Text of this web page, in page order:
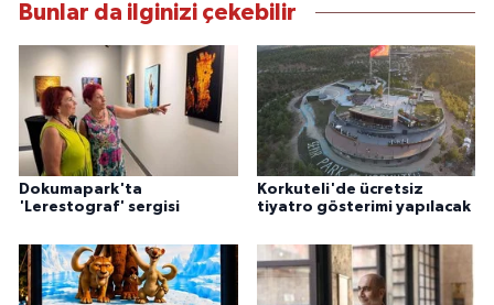
Bunlar da ilginizi çekebilir
Dokumapark'ta
'Lerestograf' sergisi
Korkuteli'de ücretsiz
tiyatro gösterimi yapılacak